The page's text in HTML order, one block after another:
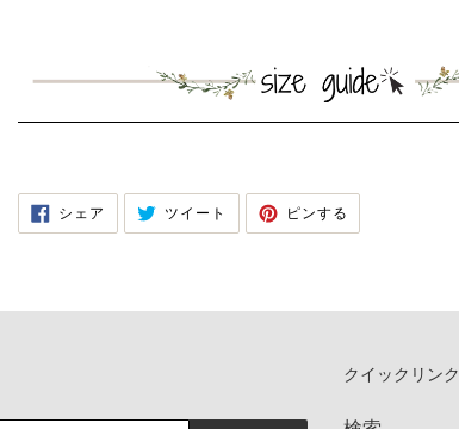
シェア FACEBOOK
シ
ツイート
TWITTER
投
ピンする
ピ
クイックリンク